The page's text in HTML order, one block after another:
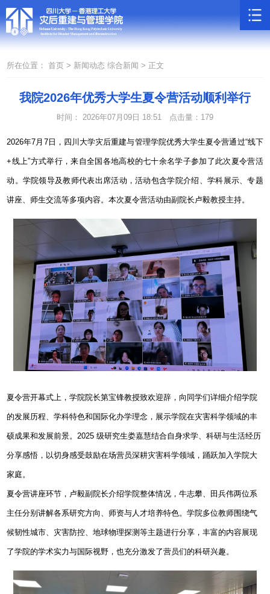
所在位置： 首页 > 新闻动态综合新闻 > 正文
我院2026年优秀大学生夏令营活动顺利举行
时间： 2026年07月09日 18:51 点击量： 179
2026年7月 7日，四川大学灾后重建与管理学院优秀大学生夏令营通过“线下
+线上”方式举行，来自全国各地高校的七十余名学子参加了此次夏令营活
动。学院领导及教师代表出席活动，活动包含学院介绍、学科展示、专题
讲座、师生交流等多项内容。本次夏令营活动由副院长卢毅教授主持。
夏令营开幕式上，学院院长第宝锋教授致欢迎辞，向同学们详细介绍学院
的发展历程、学科特色和国际化办学理念，展示学院在灾害科学领域的丰
硕成果和发展前景。 2025级研究生娄嘉慧结合自身求学、科研与生活经历
分享感悟，以切身感受鼓励在场营员深耕灾害科学领域，踊跃加入学院大
家庭。
夏令营讲座环节，卢毅副院长介绍学院整体情况，牛志攀、田兵伟两位系
主任分别讲解各系研究方向、师资与人才培养特色。学院多位教师围绕气
候韧性城市、灾害防控、地球物理探测等主题进行分享，丰富的内容展现
了学院的学术实力与国际视野，也充分激发了营员们的科研兴趣。